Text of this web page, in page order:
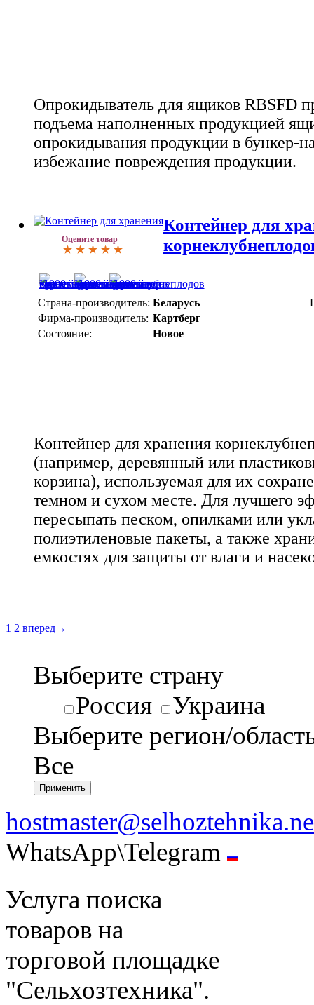
Опрокидыватель для ящиков RBSFD
подъема наполненных продукцией
опрокидывания продукции в бункер-
избежание повреждения продукции.
Оцените товар
Контейнер для
Страна-производитель: Беларусь
Фирма-производитель: Картберг
Состояние:
Новое
Контейнер для хранения
(например, деревянный или
корзина), используемая для их
темном и сухом месте. Для лучшего
пересыпать песком, опилками или
полиэтиленовые пакеты, а также
емкостях для защиты от влаги и
1 2 вперед→
Выберите страну
Россия
Украина
Выберите регион/
Все
WhatsApp\Telegram
Услуга поиска
товаров на
торговой площадке
"Сельхозтехника".